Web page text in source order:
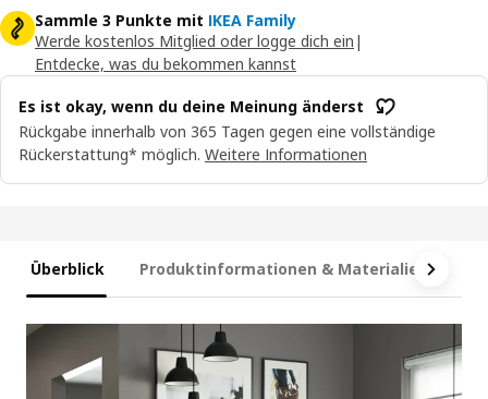
Sammle 3 Punkte mit IKEA Family
Werde kostenlos Mitglied oder logge dich ein |
Entdecke, was du bekommen kannst
Es ist okay, wenn du deine Meinung änderst
Rückgabe innerhalb von 365 Tagen gegen eine vollständige
Rückerstattung* möglich. Weitere Informationen
Überblick Produktinformationen & Materialien